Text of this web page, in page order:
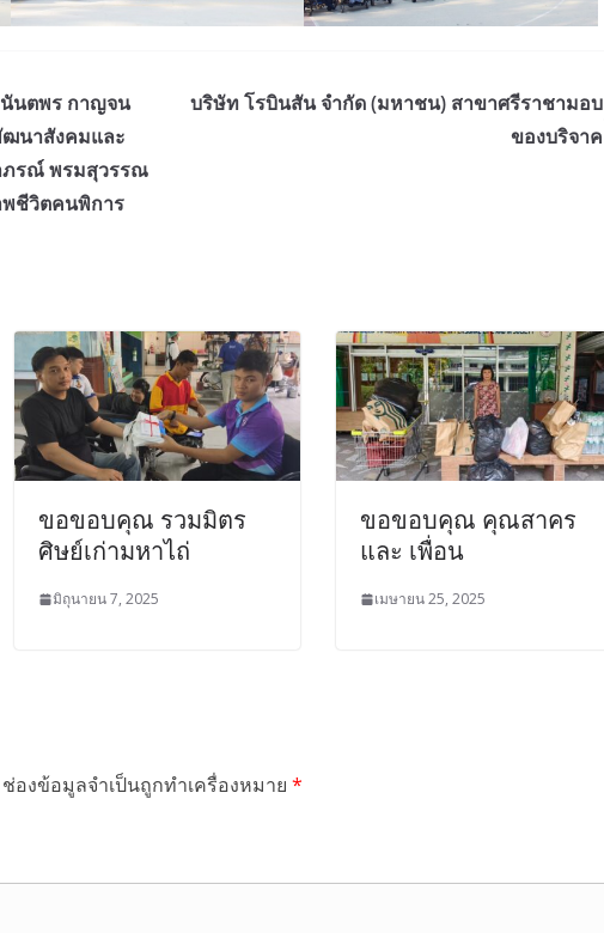
นันตพร กาญจน
ฒนาสังคมและ
ภรณ์ พรมสุวรรณ
ชีวิตคนพิการ
บริษัท โรบินสัน จำกัด (มหาชน) สาขาศรีราชามอบ
ของบริจาค
ขอขอบคุณ รวมมิตร
ศิษย์เก่ามหาไถ่
มิถุนายน 7, 2025
ขอขอบคุณ คุณสาคร
และ เพื่อน
เมษายน 25, 2025
ช่องข้อมูลจำเป็นถูกทำเครื่องหมาย *